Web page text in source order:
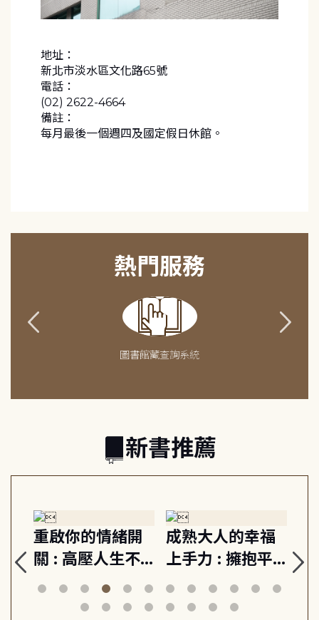
地址：
新北市淡水區文化路65號
電話：
(02) 2622-4664
備註：
每月最後一個週四及國定假日休館。
熱門服務
圖書館藏查詢系統
新書推薦
重啟你的情緒開
關 : 高壓人生不
爆炸指南, 5分鐘
減輕身心壓力, 找
成熟大人的幸福
上手力 : 擁抱平
凡中的每個燦爛
時刻, 給匱乏世代
球